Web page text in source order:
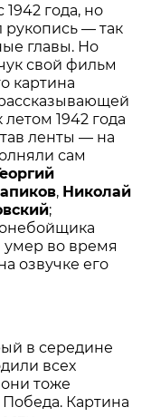
года, но
рукопись — так
главы. Но
свой фильм
картина
1942 года
ленты — на
сам
, Николай
;
умер во время
озвучке его
в середине
всех
тоже
Картина